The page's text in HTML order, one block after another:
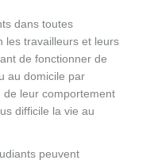
dans toutes
les travailleurs et leurs
de fonctionner de
au domicile par
leur comportement
difficile la vie au
peuvent